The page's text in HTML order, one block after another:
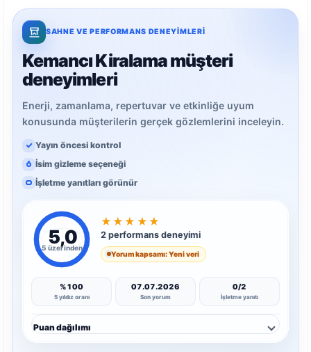
SAHNE VE PERFORMANS DENEYIMLERI
Kemancı Kiralama müşteri
deneyimleri
Enerji, zamanlama, repertuvar ve etkinliğe uyum
konusunda müşterilerin gerçek gözlemlerini inceleyin.
Yayın öncesi kontrol
İsim gizleme seçeneği
İşletme yanıtları görünür
5,0
5 üzerinden
★ ★ ★ ★ ★
2 performans deneyimi
Yorum kapsamı: Yeni veri
%100
5 yıldız oranı
07.07.2026
Son yorum
0/2
İşletme yanıtı
Puan dağılımı